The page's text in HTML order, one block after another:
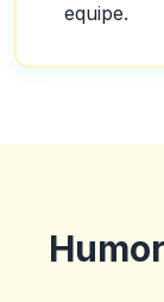
equipe.